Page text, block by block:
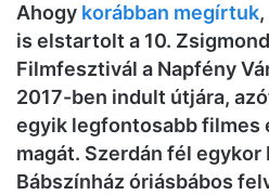
Ahogy korábban megírtuk
is elstartolt a 10.
Filmfesztivál a Napfény
2017-ben indult útjára,
egyik legfontosabb filmes
magát. Szerdán fél egykor
Bábszínház óriásbábos